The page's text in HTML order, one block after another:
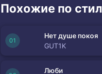
Похожие по
Нет душе покоя
GUT1K
Люби